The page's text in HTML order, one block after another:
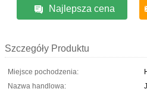
Najlepsza cena
Szczegóły Produktu
Miejsce pochodzenia:
Nazwa handlowa: